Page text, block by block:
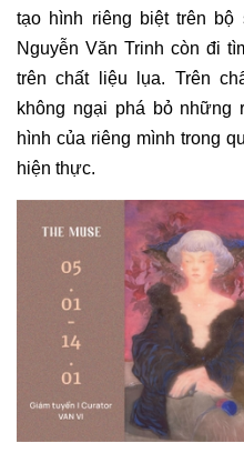
tạo hình riêng biệt trên
Nguyễn Văn Trinh còn đi
trên chất liệu lụa. Trên
không ngại phá bỏ những
hình của riêng mình trong
hiện thực.